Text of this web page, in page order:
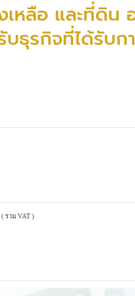
หลือ และที่ดิน
ธุรกิจที่ได้รับก
( รวม VAT )